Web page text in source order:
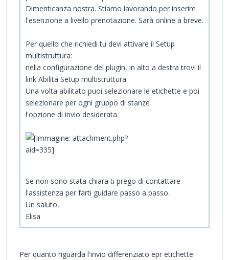
Dimenticanza nostra. Stiamo lavorando per inserire
l'esenzione a livello prenotazione. Sarà online a breve.
Per quello che richiedi tu devi attivare il Setup
multistruttura:
nella configurazione del plugin, in alto a destra trovi il
link Abilita Setup multistruttura.
Una volta abilitato puoi selezionare le etichette e poi
selezionare per ogni gruppo di stanze
l'opzione di invio desiderata.
Se non sono stata chiara ti prego di contattare
l'assistenza per farti guidare passo a passo.
Un saluto,
Elisa
Per quanto riguarda l'invio differenziato epr etichette